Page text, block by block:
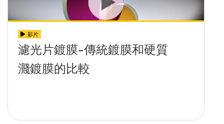
影片
濾光片鍍膜-傳統鍍膜和硬質
濺鍍膜的比較